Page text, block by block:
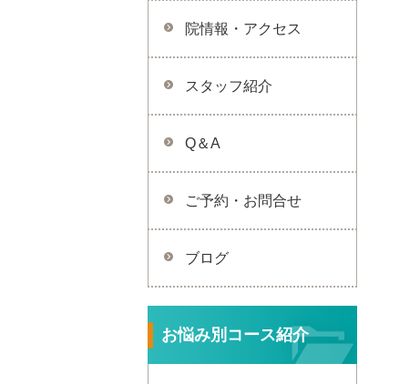
院情報・アクセス
スタッフ紹介
Q＆A
ご予約・お問合せ
ブログ
お悩み別コース紹介